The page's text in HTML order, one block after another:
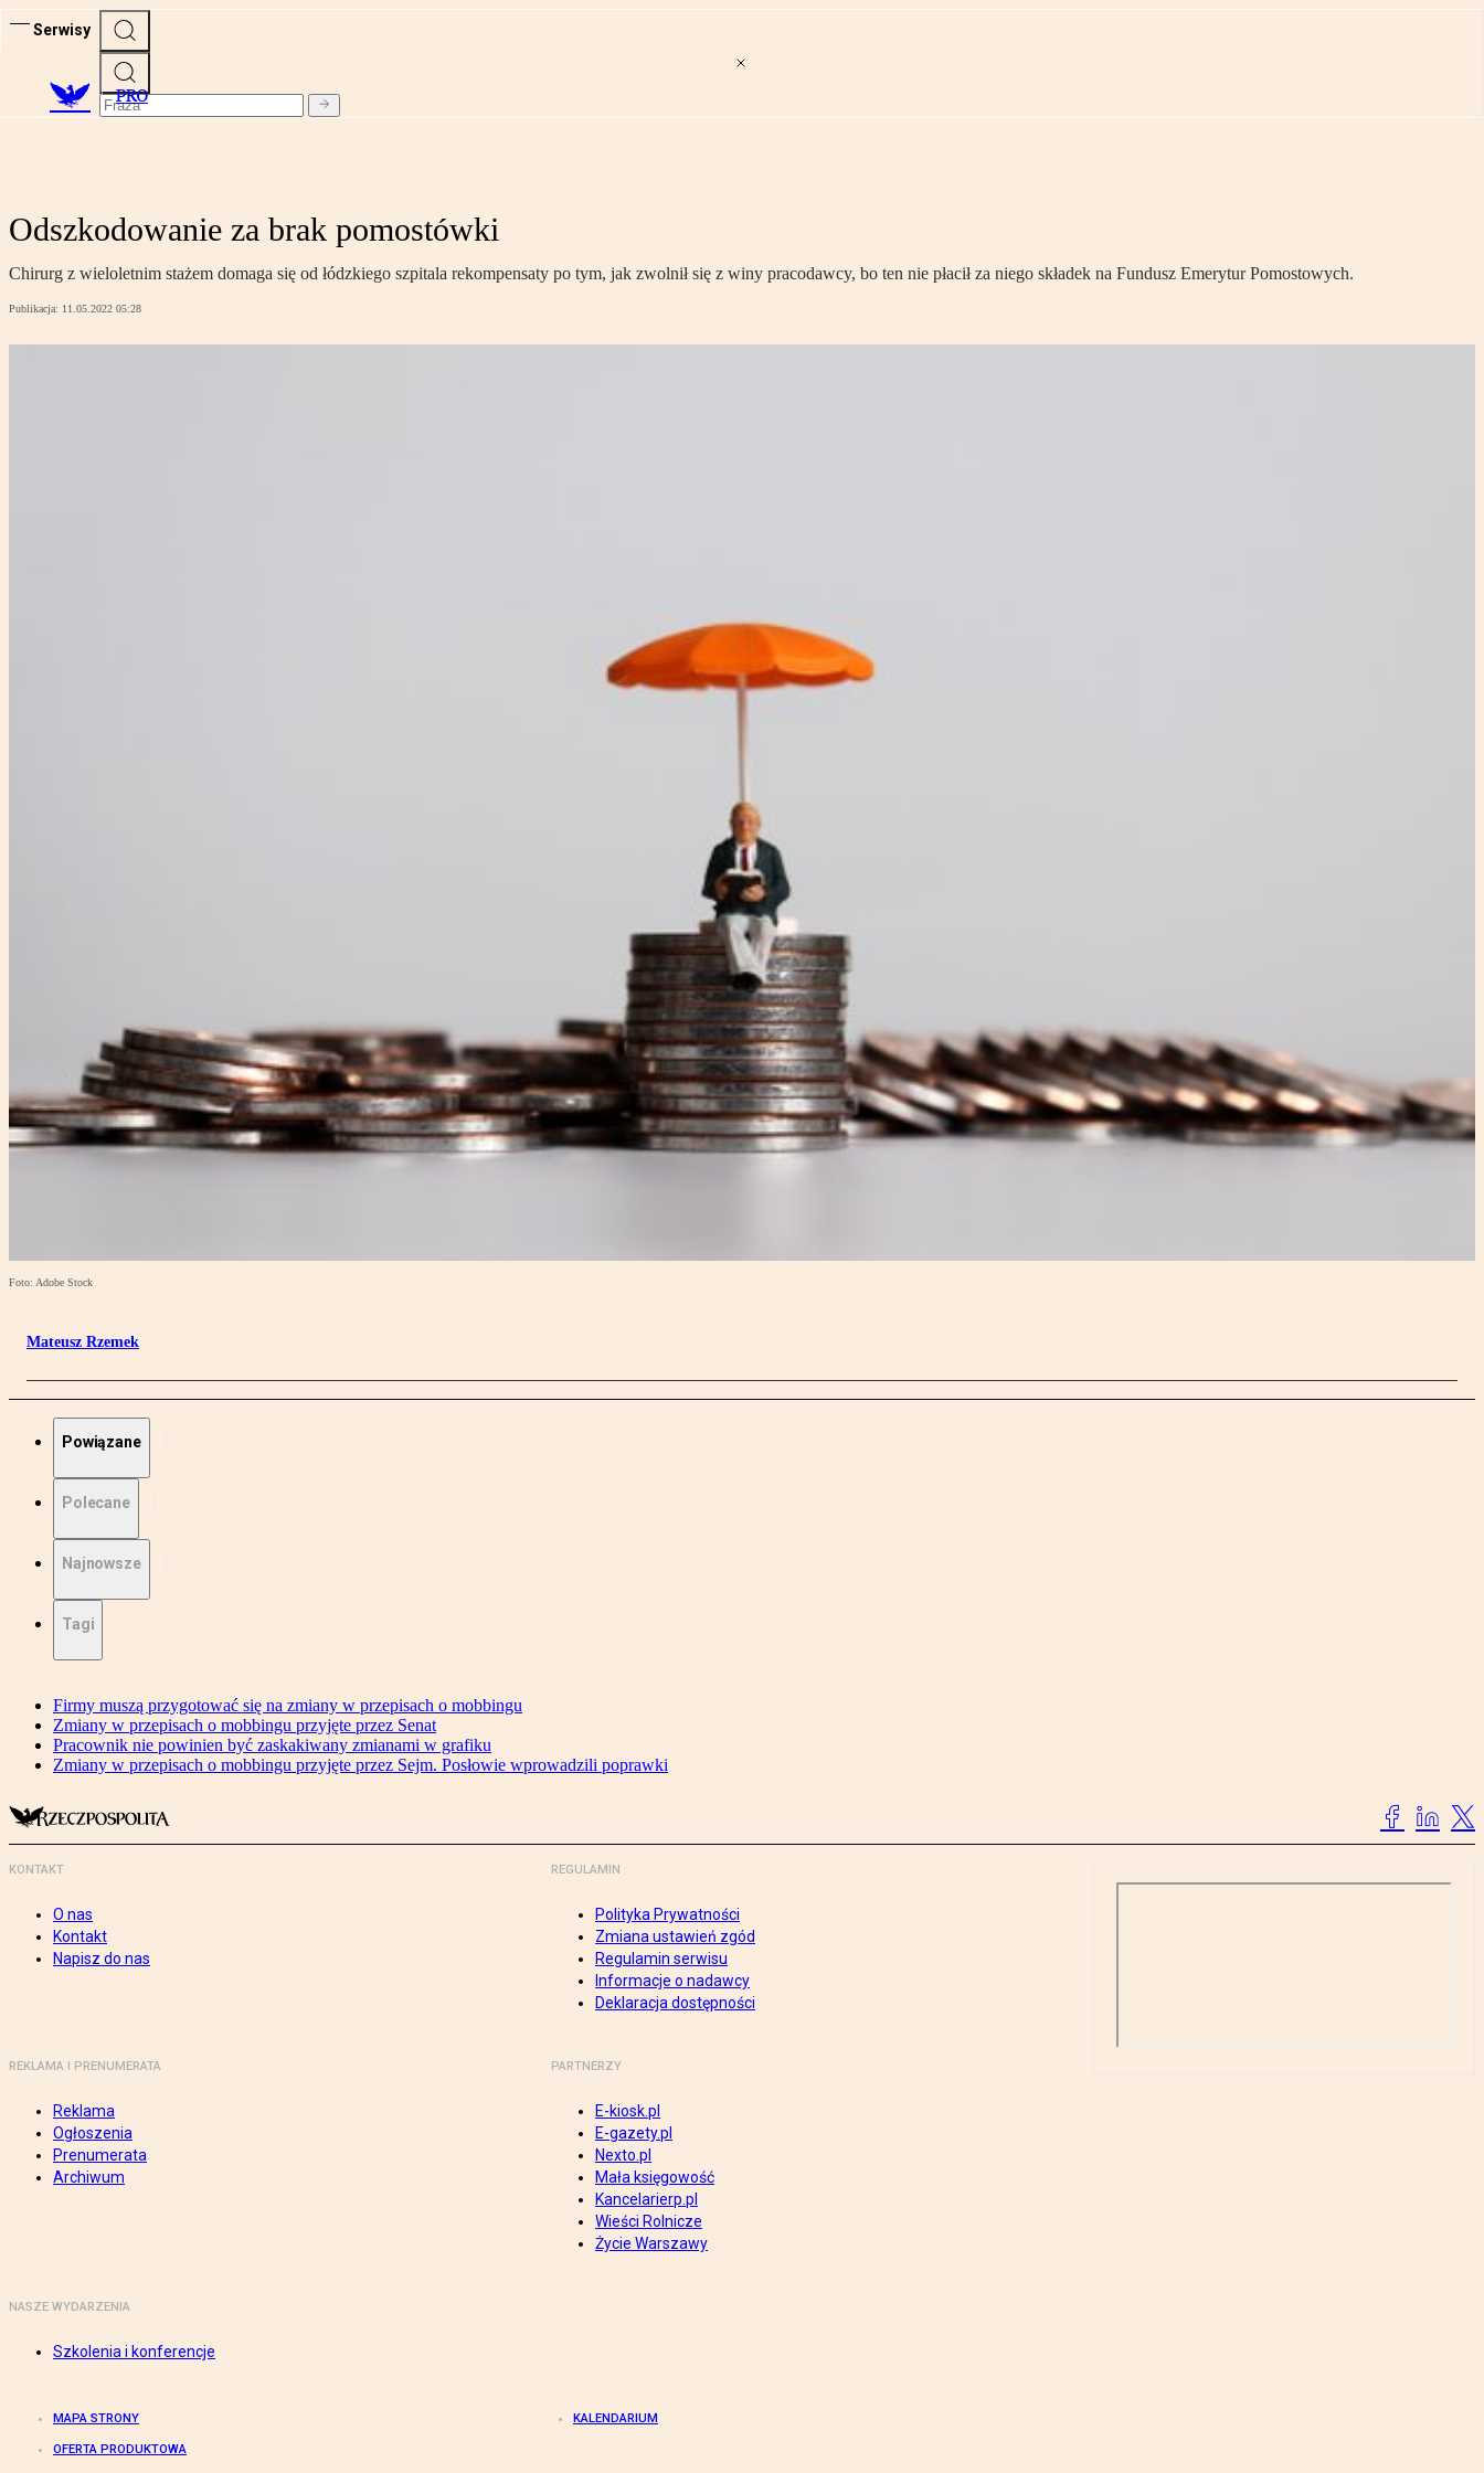
Serwisy
PRO
Odszkodowanie za brak pomostówki
Chirurg z wieloletnim stażem domaga się od łódzkiego szpitala rekompensaty po tym, jak zwolnił się z winy pracodawcy, bo ten nie płacił za niego składek na Fundusz Emerytur Pomostowych.
Publikacja: 11.05.2022 05:28
Foto: Adobe Stock
Mateusz Rzemek
Powiązane
Polecane
Najnowsze
Tagi
Firmy muszą przygotować się na zmiany w przepisach o mobbingu
Zmiany w przepisach o mobbingu przyjęte przez Senat
Pracownik nie powinien być zaskakiwany zmianami w grafiku
Zmiany w przepisach o mobbingu przyjęte przez Sejm. Posłowie wprowadzili poprawki
KONTAKT
O nas
Kontakt
Napisz do nas
REGULAMIN
Polityka Prywatności
Zmiana ustawień zgód
Regulamin serwisu
Informacje o nadawcy
Deklaracja dostępności
REKLAMA I PRENUMERATA
Reklama
Ogłoszenia
Prenumerata
Archiwum
PARTNERZY
E-kiosk.pl
E-gazety.pl
Nexto.pl
Mała księgowość
Kancelarierp.pl
Wieści Rolnicze
Życie Warszawy
NASZE WYDARZENIA
Szkolenia i konferencje
MAPA STRONY KALENDARIUM
OFERTA PRODUKTOWA